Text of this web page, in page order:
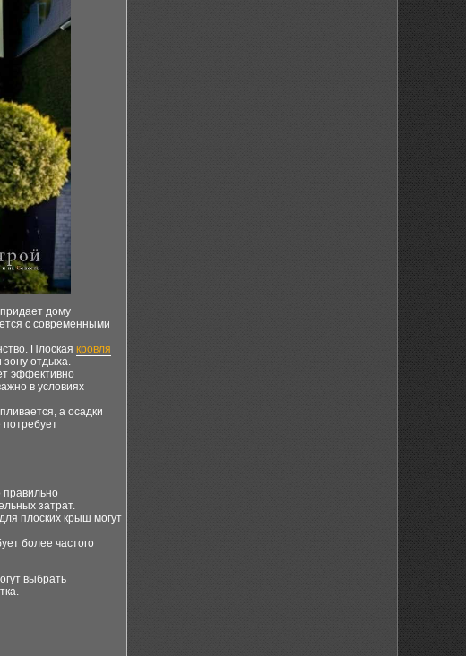
дому
с современными
Плоская кровля
зону отдыха.
эффективно
в условиях
а осадки
правильно
затрат.
плоских крыш могут
более частого
выбрать